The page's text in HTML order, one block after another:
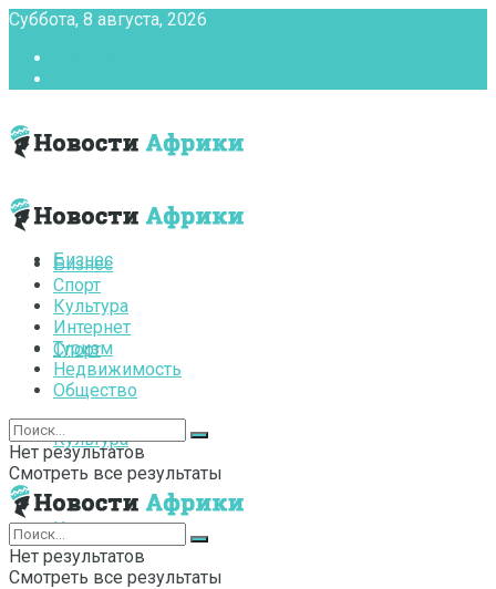
Суббота, 8 августа, 2026
Бизнес
Спорт
Культура
Интернет
Бизнес
Спорт
Культура
Интернет
Туризм
Недвижимость
Общество
Нет результатов
Смотреть все результаты
Нет результатов
Смотреть все результаты